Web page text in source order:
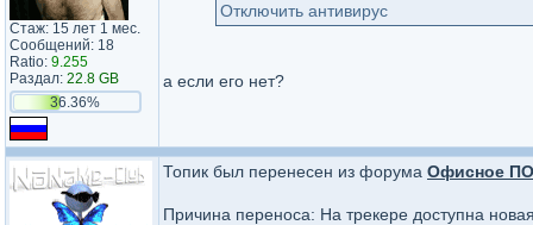
Стаж: 15 лет 1 мес.
Сообщений: 18
Ratio: 9.255
Раздал: 22.8 GB
36.36%
Отключить антивирус
а если его нет?
Топик был перенесен из форума Офисное ПО
Причина переноса: На трекере доступна